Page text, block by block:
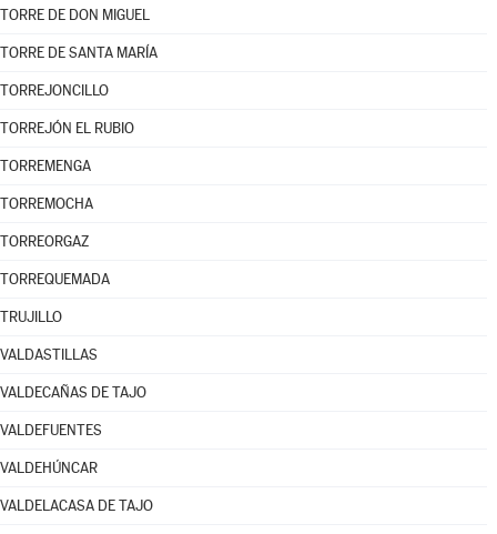
TORRE DE DON MIGUEL
TORRE DE SANTA MARÍA
TORREJONCILLO
TORREJÓN EL RUBIO
TORREMENGA
TORREMOCHA
TORREORGAZ
TORREQUEMADA
TRUJILLO
VALDASTILLAS
VALDECAÑAS DE TAJO
VALDEFUENTES
VALDEHÚNCAR
VALDELACASA DE TAJO